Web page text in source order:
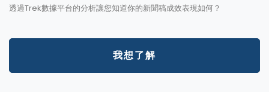
透過Trek數據平台的分析讓您知道你的新聞稿成效表現如何？
我想了解